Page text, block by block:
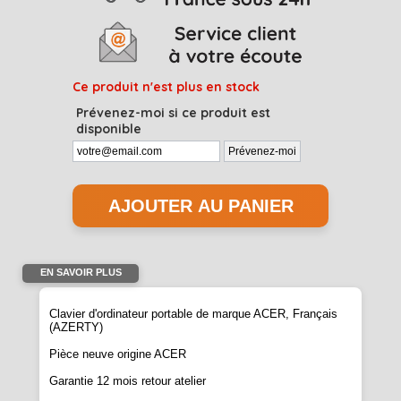
Ce produit n'est plus en stock
Prévenez-moi si ce produit est
disponible
EN SAVOIR PLUS
Clavier d'ordinateur portable de marque ACER, Français
(AZERTY)
Pièce neuve origine ACER
Garantie 12 mois retour atelier